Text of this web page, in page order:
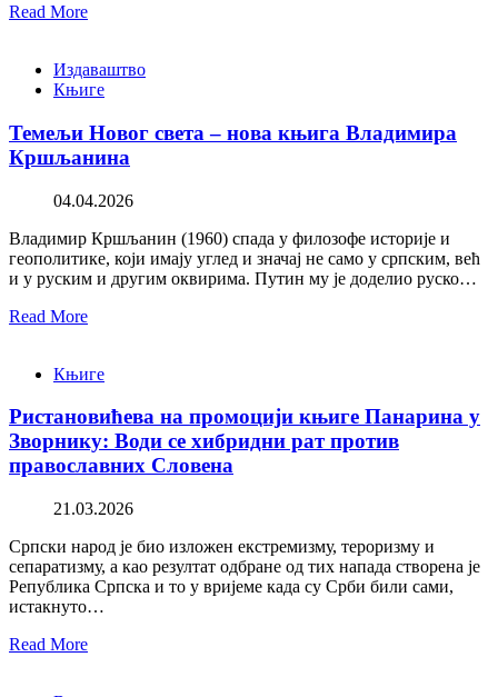
Read More
Издаваштво
Књиге
Темељи Новог света – нова књига Владимира
Кршљанина
04.04.2026
Владимир Кршљанин (1960) спада у филозофе историје и
геополитике, који имају углед и значај не само у српским, већ
и у руским и другим оквирима. Путин му је доделио руско…
Read More
Књиге
Ристановићева на промоцији књиге Панарина у
Зворнику: Води се хибридни рат против
православних Словена
21.03.2026
Српски народ је био изложен екстремизму, тероризму и
сепаратизму, а као резултат одбране од тих напада створена је
Република Српска и то у вријеме када су Срби били сами,
истакнуто…
Read More